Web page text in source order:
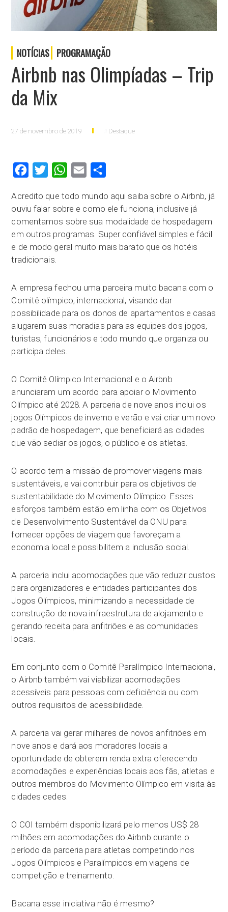
NOTÍCIAS PROGRAMAÇÃO
Airbnb nas Olimpíadas – Trip
da Mix
27 de novembro de 2019 Destaque
FacebookTwitter WhatsApp
Email
Acredito que todo mundo aqui saiba sobre o Airbnb, já
ouviu falar sobre e como ele funciona, inclusive já
comentamos sobre sua modalidade de hospedagem
em outros programas. Super confiável simples e fácil
e de modo geral muito mais barato que os hotéis
tradicionais.
A empresa fechou uma parceira muito bacana com o
Comitê olímpico, internacional, visando dar
possibilidade para os donos de apartamentos e casas
alugarem suas moradias para as equipes dos jogos,
turistas, funcionários e todo mundo que organiza ou
participa deles.
O Comitê Olímpico Internacional e o Airbnb
anunciaram um acordo para apoiar o Movimento
Olímpico até 2028. A parceria de nove anos inclui os
jogos Olímpicos de inverno e verão e vai criar um novo
padrão de hospedagem, que beneficiará as cidades
que vão sediar os jogos, o público e os atletas.
O acordo tem a missão de promover viagens mais
sustentáveis, e vai contribuir para os objetivos de
sustentabilidade do Movimento Olímpico. Esses
esforços também estão em linha com os Objetivos
de Desenvolvimento Sustentável da ONU para
fornecer opções de viagem que favoreçam a
economia local e possibilitem a inclusão social.
A parceria inclui acomodações que vão reduzir custos
para organizadores e entidades participantes dos
Jogos Olímpicos, minimizando a necessidade de
construção de nova infraestrutura de alojamento e
gerando receita para anfitriões e as comunidades
locais.
Em conjunto com o Comitê Paralímpico Internacional,
o Airbnb também vai viabilizar acomodações
acessíveis para pessoas com deficiência ou com
outros requisitos de acessibilidade.
A parceria vai gerar milhares de novos anfitriões em
nove anos e dará aos moradores locais a
oportunidade de obterem renda extra oferecendo
acomodações e experiências locais aos fãs, atletas e
outros membros do Movimento Olímpico em visita às
cidades cedes.
O COI também disponibilizará pelo menos US$ 28
milhões em acomodações do Airbnb durante o
período da parceria para atletas competindo nos
Jogos Olímpicos e Paralímpicos em viagens de
competição e treinamento.
Bacana esse iniciativa não é mesmo?